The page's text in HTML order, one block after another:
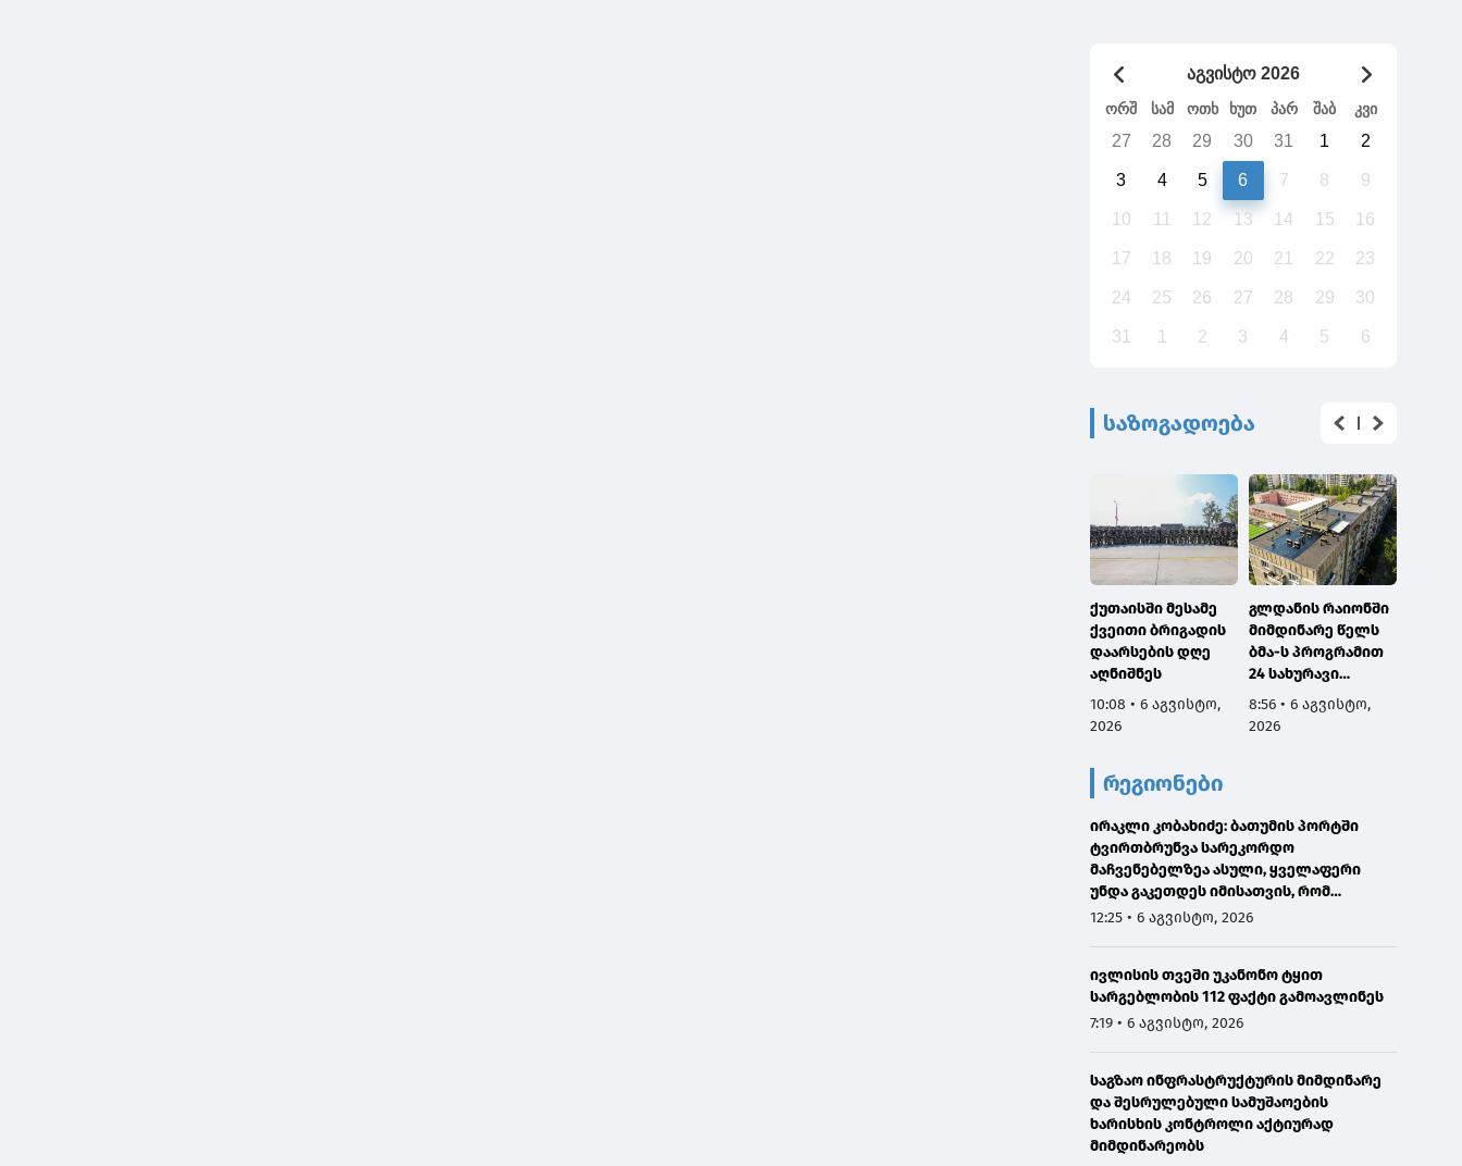
აგვისტო 2026
ორშ სამ ოთხ ხუთ პარ შაბ კვი
27 28 29 30 31 1 2
3 4 5 6 7 8 9
10 11 12 13 14 15 16
17 18 19 20 21 22 23
24 25 26 27 28 29 30
31 1 2 3 4 5 6
საზოგადოება
ქუთაისში მესამე
ქვეითი ბრიგადის
დაარსების დღე
აღნიშნეს
10:08 • 6 აგვისტო,
2026
გლდანის რაიონში
მიმდინარე წელს
ბმა-ს პროგრამით
24 სახურავი
რეაბილიტირდა
8:56 • 6 აგვისტო,
2026
რეგიონები
ირაკლი კობახიძე: ბათუმის პორტში
ტვირთბრუნვა სარეკორდო
მაჩვენებელზეა ასული, ყველაფერი
უნდა გაკეთდეს იმისათვის, რომ
მომავალში ჩვენი საპორტო
12:25 • 6 აგვისტო, 2026
ივლისის თვეში უკანონო ტყით
სარგებლობის 112 ფაქტი გამოავლინეს
7:19 • 6 აგვისტო, 2026
საგზაო ინფრასტრუქტურის მიმდინარე
და შესრულებული სამუშაოების
ხარისხის კონტროლი აქტიურად
მიმდინარეობს